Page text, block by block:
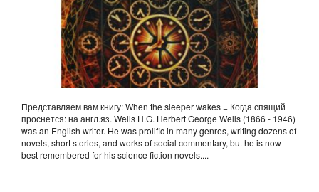
Представляем вам книгу: When the sleeper wakes = Когда спящий
проснется: на англ.яз. Wells H.G. Herbert George Wells (1866 - 1946)
was an English writer. He was prolific in many genres, writing dozens of
novels, short stories, and works of social commentary, but he is now
best remembered for his science fiction novels....